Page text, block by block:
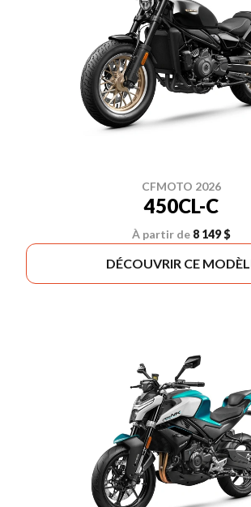
CFMOTO 2026
450CL-C
À partir de 8 149 $
DÉCOUVRIR CE